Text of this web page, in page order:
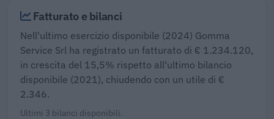
Fatturato e bilanci
Nell'ultimo esercizio disponibile (2024) Gomma
Service Srl ha registrato un fatturato di € 1.234.120,
in crescita del 15,5% rispetto all'ultimo bilancio
disponibile (2021), chiudendo con un utile di €
2.346.
Ultimi 3 bilanci disponibili.